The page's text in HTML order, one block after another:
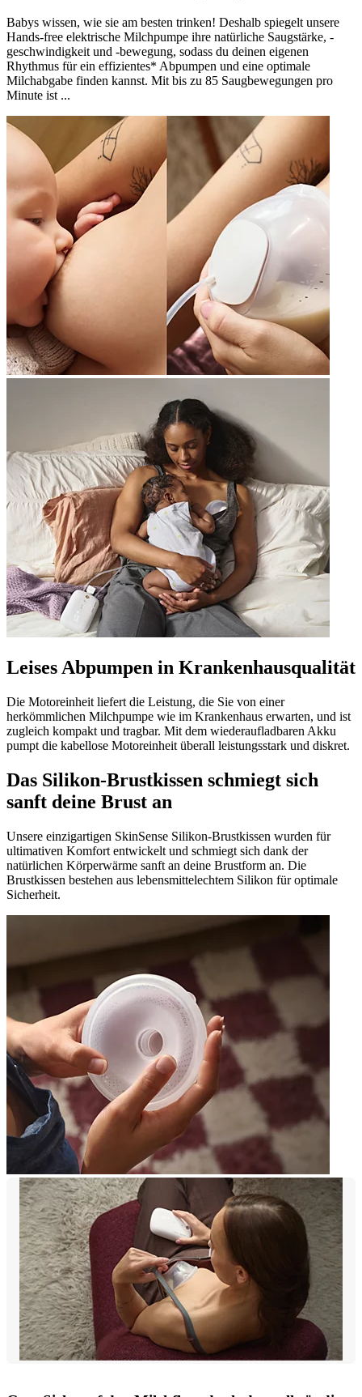
Babys wissen, wie sie am besten trinken! Deshalb spiegelt unsere
Hands-free elektrische Milchpumpe ihre natürliche Saugstärke, -
geschwindigkeit und -bewegung, sodass du deinen eigenen
Rhythmus für ein effizientes* Abpumpen und eine optimale
Milchabgabe finden kannst. Mit bis zu 85 Saugbewegungen pro
Minute ist ...
Leises Abpumpen in Krankenhausqualität
Die Motoreinheit liefert die Leistung, die Sie von einer
herkömmlichen Milchpumpe wie im Krankenhaus erwarten, und ist
zugleich kompakt und tragbar. Mit dem wiederaufladbaren Akku
pumpt die kabellose Motoreinheit überall leistungsstark und diskret.
Das Silikon-Brustkissen schmiegt sich
sanft deine Brust an
Unsere einzigartigen SkinSense Silikon-Brustkissen wurden für
ultimativen Komfort entwickelt und schmiegt sich dank der
natürlichen Körperwärme sanft an deine Brustform an. Die
Brustkissen bestehen aus lebensmittelechtem Silikon für optimale
Sicherheit.